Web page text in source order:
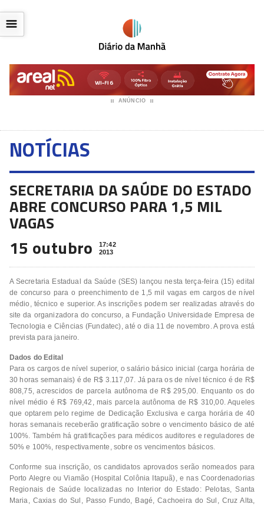
ANÚNCIO
☰
NOTÍCIAS
SECRETARIA DA SAÚDE DO ESTADO
ABRE CONCURSO PARA 1,5 MIL
VAGAS
15 outubro
17:42
2013
A Secretaria Estadual da Saúde (SES) lançou nesta terça-feira (15) edital
de concurso para o preenchimento de 1,5 mil vagas em cargos de nível
médio, técnico e superior. As inscrições podem ser realizadas através do
site da organizadora do concurso, a Fundação Universidade Empresa de
Tecnologia e Ciências (Fundatec), até o dia 11 de novembro. A prova está
prevista para janeiro.
Dados do Edital
Para os cargos de nível superior, o salário básico inicial (carga horária de
30 horas semanais) é de R$ 3.117,07. Já para os de nível técnico é de R$
808,75, acrescidos de parcela autônoma de R$ 295,00. Enquanto os do
nível médio é R$ 769,42, mais parcela autônoma de R$ 310,00. Aqueles
que optarem pelo regime de Dedicação Exclusiva e carga horária de 40
horas semanais receberão gratificação sobre o vencimento básico de até
100%. Também há gratificações para médicos auditores e reguladores de
50% e 100%, respectivamente, sobre os vencimentos básicos.
Conforme sua inscrição, os candidatos aprovados serão nomeados para
Porto Alegre ou Viamão (Hospital Colônia Itapuã), e nas Coordenadorias
Regionais de Saúde localizadas no Interior do Estado: Pelotas, Santa
Maria, Caxias do Sul, Passo Fundo, Bagé, Cachoeira do Sul, Cruz Alta,